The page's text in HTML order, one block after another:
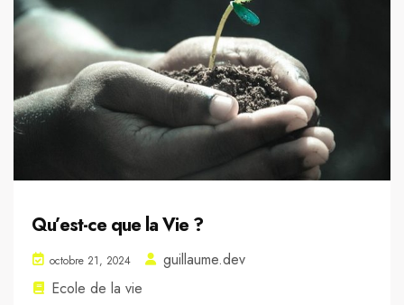
Qu’est-ce que la Vie ?
octobre 21, 2024
guillaume.dev
Ecole de la vie